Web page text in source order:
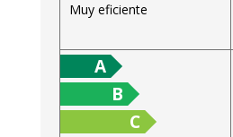
Muy eficiente
A
B
C